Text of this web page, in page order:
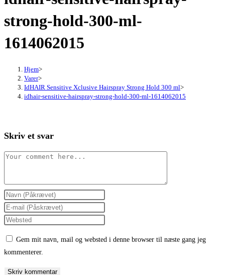
strong-hold-300-ml-
1614062015
Hjem>
Varer>
IdHAIR Sensitive Xclusive Hairspray Strong Hold 300 ml>
idhair-sensitive-hairspray-strong-hold-300-ml-1614062015
Skriv et svar
Comment
Enter
your
name
comment
Enter
your
comment
Enter
(optional)
Gem mit navn, mail og websted i denne browser til næste gang jeg
kommenterer.